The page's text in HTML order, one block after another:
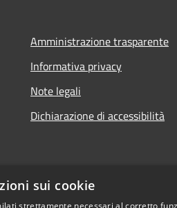
Amministrazione trasparente
Informativa privacy
Note legali
Dichiarazione di accessibilità
sui cookie
strettamente necessari al corretto